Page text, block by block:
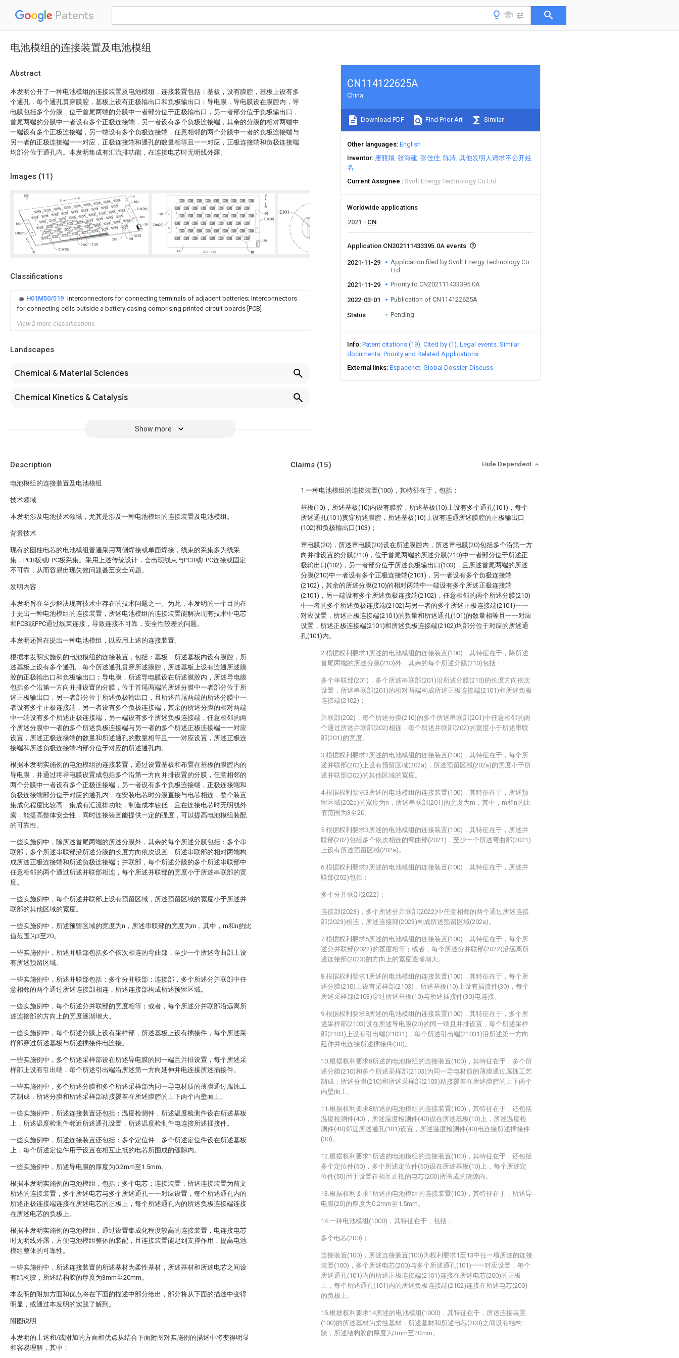
Patents
电池模组的连接装置及电池模组
Abstract
本发明公开了一种电池模组的连接装置及电池模组，连接装置包括：基板，设有膜腔，基板上设有多
个通孔，每个通孔贯穿膜腔，基板上设有正极输出口和负极输出口；导电膜，导电膜设在膜腔内，导
电膜包括多个分膜，位于首尾两端的分膜中一者部分位于正极输出口，另一者部分位于负极输出口，
首尾两端的分膜中一者设有多个正极连接端，另一者设有多个负极连接端，其余的分膜的相对两端中
一端设有多个正极连接端，另一端设有多个负极连接端，任意相邻的两个分膜中一者的负极连接端与
另一者的正极连接端一一对应，正极连接端和通孔的数量相等且一一对应，正极连接端和负极连接端
均部分位于通孔内。本发明集成有汇流排功能，在连接电芯时无明线外露。
Images (11)
Classifications
H01M50/519 Interconnectors for connecting terminals of adjacent batteries; Interconnectors
for connecting cells outside a battery casing comprising printed circuit boards [PCB]
View 2 more classifications
Landscapes
Chemical & Material Sciences
Chemical Kinetics & Catalysis
Show more
CN114122625A
China
Download PDF Find Prior Art Similar
Other languages English
Inventor 唐丽娟 张海建 张佳佳 陈涛 其他发明人请求不公开姓
名
Current Assignee
Svolt Energy Technology Co Ltd
Worldwide applications
2021
CN
Application CN202111433395.0A events
2021-11-29
Application filed by Svolt Energy Technology Co
Ltd
2021-11-29
Priority to CN202111433395.0A
2022-03-01 Publication of CN114122625A
Status Pending
Info Patent citations (19) Cited by (1) Legal events Similar
documents Priority and Related Applications
External links Espacenet Global Dossier Discuss
Description
电池模组的连接装置及电池模组
技术领域
本发明涉及电池技术领域，尤其是涉及一种电池模组的连接装置及电池模组。
背景技术
现有的圆柱电芯的电池模组普遍采用两侧焊接或单面焊接，线束的采集多为线采
集，PCB板或FPC板采集。采用上述传统设计，会出现线束与PCB或FPC连接或固定
不可靠，从而容易出现失效问题甚至安全问题。
发明内容
本发明旨在至少解决现有技术中存在的技术问题之一。为此，本发明的一个目的在
于提出一种电池模组的连接装置，所述电池模组的连接装置能解决现有技术中电芯
和PCB或FPC通过线束连接，导致连接不可靠，安全性较差的问题。
本发明还旨在提出一种电池模组，以应用上述的连接装置。
根据本发明实施例的电池模组的连接装置，包括：基板，所述基板内设有膜腔，所
述基板上设有多个通孔，每个所述通孔贯穿所述膜腔，所述基板上设有连通所述膜
腔的正极输出口和负极输出口；导电膜，所述导电膜设在所述膜腔内，所述导电膜
包括多个沿第一方向并排设置的分膜，位于首尾两端的所述分膜中一者部分位于所
述正极输出口，另一者部分位于所述负极输出口，且所述首尾两端的所述分膜中一
者设有多个正极连接端，另一者设有多个负极连接端，其余的所述分膜的相对两端
中一端设有多个所述正极连接端，另一端设有多个所述负极连接端，任意相邻的两
个所述分膜中一者的多个所述负极连接端与另一者的多个所述正极连接端一一对应
设置，所述正极连接端的数量和所述通孔的数量相等且一一对应设置，所述正极连
接端和所述负极连接端均部分位于对应的所述通孔内。
根据本发明实施例的电池模组的连接装置，通过设置基板和布置在基板的膜腔内的
导电膜，并通过将导电膜设置成包括多个沿第一方向并排设置的分膜，任意相邻的
两个分膜中一者设有多个正极连接端，另一者设有多个负极连接端，正极连接端和
负极连接端部分位于对应的通孔内，在安装电芯时分膜直接与电芯相连，整个装置
集成化程度比较高，集成有汇流排功能，制造成本较低，且在连接电芯时无明线外
露，能提高整体安全性，同时连接装置能提供一定的强度，可以提高电池模组装配
的可靠性。
一些实施例中，除所述首尾两端的所述分膜外，其余的每个所述分膜包括：多个串
联部，多个所述串联部沿所述分膜的长度方向依次设置，所述串联部的相对两端构
成所述正极连接端和所述负极连接端；并联部，每个所述分膜的多个所述串联部中
任意相邻的两个通过所述并联部相连，每个所述并联部的宽度小于所述串联部的宽
度。
一些实施例中，每个所述并联部上设有预留区域，所述预留区域的宽度小于所述并
联部的其他区域的宽度。
一些实施例中，所述预留区域的宽度为n，所述串联部的宽度为m，其中，m和n的比
值范围为3至20。
一些实施例中，所述并联部包括多个依次相连的弯曲部，至少一个所述弯曲部上设
有所述预留区域。
一些实施例中，所述并联部包括：多个分并联部；连接部，多个所述分并联部中任
意相邻的两个通过所述连接部相连，所述连接部构成所述预留区域。
一些实施例中，每个所述分并联部的宽度相等；或者，每个所述分并联部沿远离所
述连接部的方向上的宽度逐渐增大。
一些实施例中，每个所述分膜上设有采样部，所述基板上设有插接件，每个所述采
样部穿过所述基板与所述插接件电连接。
一些实施例中，多个所述采样部设在所述导电膜的同一端且并排设置，每个所述采
样部上设有引出端，每个所述引出端沿所述第一方向延伸并电连接所述插接件。
一些实施例中，多个所述分膜和多个所述采样部为同一导电材质的薄膜通过腐蚀工
艺制成，所述分膜和所述采样部粘接覆着在所述膜腔的上下两个内壁面上。
一些实施例中，所述连接装置还包括：温度检测件，所述温度检测件设在所述基板
上，所述温度检测件邻近所述通孔设置，所述温度检测件电连接所述插接件。
一些实施例中，所述连接装置还包括：多个定位件，多个所述定位件设在所述基板
上，每个所述定位件用于设置在相互止抵的电芯所围成的缝隙内。
一些实施例中，所述导电膜的厚度为0.2mm至1.5mm。
根据本发明实施例的电池模组，包括：多个电芯；连接装置，所述连接装置为前文
所述的连接装置，多个所述电芯与多个所述通孔一一对应设置，每个所述通孔内的
所述正极连接端连接在所述电芯的正极上，每个所述通孔内的所述负极连接端连接
在所述电芯的负极上。
根据本发明实施例的电池模组，通过设置集成化程度较高的连接装置，电连接电芯
时无明线外露，方便电池模组整体的装配，且连接装置能起到支撑作用，提高电池
模组整体的可靠性。
一些实施例中，所述连接装置的所述基材为柔性基材，所述基材和所述电芯之间设
有结构胶，所述结构胶的厚度为3mm至20mm。
本发明的附加方面和优点将在下面的描述中部分给出，部分将从下面的描述中变得
明显，或通过本发明的实践了解到。
附图说明
本发明的上述和/或附加的方面和优点从结合下面附图对实施例的描述中将变得明显
和容易理解，其中：
Claims (15) Hide Dependent
1.一种电池模组的连接装置(100)，其特征在于，包括：
基板(10)，所述基板(10)内设有膜腔，所述基板(10)上设有多个通孔(101)，每个
所述通孔(101)贯穿所述膜腔，所述基板(10)上设有连通所述膜腔的正极输出口
(102)和负极输出口(103)；
导电膜(20)，所述导电膜(20)设在所述膜腔内，所述导电膜(20)包括多个沿第一方
向并排设置的分膜(210)，位于首尾两端的所述分膜(210)中一者部分位于所述正
极输出口(102)，另一者部分位于所述负极输出口(103)，且所述首尾两端的所述
分膜(210)中一者设有多个正极连接端(2101)，另一者设有多个负极连接端
(2102)，其余的所述分膜(210)的相对两端中一端设有多个所述正极连接端
(2101)，另一端设有多个所述负极连接端(2102)，任意相邻的两个所述分膜(210)
中一者的多个所述负极连接端(2102)与另一者的多个所述正极连接端(2101)一一
对应设置，所述正极连接端(2101)的数量和所述通孔(101)的数量相等且一一对应
设置，所述正极连接端(2101)和所述负极连接端(2102)均部分位于对应的所述通
孔(101)内。
2.根据权利要求1所述的电池模组的连接装置(100)，其特征在于，除所述
首尾两端的所述分膜(210)外，其余的每个所述分膜(210)包括：
多个串联部(201)，多个所述串联部(201)沿所述分膜(210)的长度方向依次
设置，所述串联部(201)的相对两端构成所述正极连接端(2101)和所述负极
连接端(2102)；
并联部(202)，每个所述分膜(210)的多个所述串联部(201)中任意相邻的两
个通过所述并联部(202)相连，每个所述并联部(202)的宽度小于所述串联
部(201)的宽度。
3.根据权利要求2所述的电池模组的连接装置(100)，其特征在于，每个所
述并联部(202)上设有预留区域(202a)，所述预留区域(202a)的宽度小于所
述并联部(202)的其他区域的宽度。
4.根据权利要求3所述的电池模组的连接装置(100)，其特征在于，所述预
留区域(202a)的宽度为n，所述串联部(201)的宽度为m，其中，m和n的比
值范围为3至20。
5.根据权利要求3所述的电池模组的连接装置(100)，其特征在于，所述并
联部(202)包括多个依次相连的弯曲部(2021)，至少一个所述弯曲部(2021)
上设有所述预留区域(202a)。
6.根据权利要求3所述的电池模组的连接装置(100)，其特征在于，所述并
联部(202)包括：
多个分并联部(2022)；
连接部(2023)，多个所述分并联部(2022)中任意相邻的两个通过所述连接
部(2023)相连，所述连接部(2023)构成所述预留区域(202a)。
7.根据权利要求6所述的电池模组的连接装置(100)，其特征在于，每个所
述分并联部(2022)的宽度相等；或者，每个所述分并联部(2022)沿远离所
述连接部(2023)的方向上的宽度逐渐增大。
8.根据权利要求1所述的电池模组的连接装置(100)，其特征在于，每个所
述分膜(210)上设有采样部(2103)，所述基板(10)上设有插接件(30)，每个
所述采样部(2103)穿过所述基板(10)与所述插接件(30)电连接。
9.根据权利要求8所述的电池模组的连接装置(100)，其特征在于，多个所
述采样部(2103)设在所述导电膜(20)的同一端且并排设置，每个所述采样
部(2103)上设有引出端(21031)，每个所述引出端(21031)沿所述第一方向
延伸并电连接所述插接件(30)。
10.根据权利要求8所述的电池模组的连接装置(100)，其特征在于，多个所
述分膜(210)和多个所述采样部(2103)为同一导电材质的薄膜通过腐蚀工艺
制成，所述分膜(210)和所述采样部(2103)粘接覆着在所述膜腔的上下两个
内壁面上。
11.根据权利要求8所述的电池模组的连接装置(100)，其特征在于，还包括
温度检测件(40)，所述温度检测件(40)设在所述基板(10)上，所述温度检
测件(40)邻近所述通孔(101)设置，所述温度检测件(40)电连接所述插接件
(30)。
12.根据权利要求1所述的电池模组的连接装置(100)，其特征在于，还包括
多个定位件(50)，多个所述定位件(50)设在所述基板(10)上，每个所述定
位件(50)用于设置在相互止抵的电芯(200)所围成的缝隙内。
13.根据权利要求1所述的电池模组的连接装置(100)，其特征在于，所述导
电膜(20)的厚度为0.2mm至1.5mm。
14.一种电池模组(1000)，其特征在于，包括：
多个电芯(200)；
连接装置(100)，所述连接装置(100)为权利要求1至13中任一项所述的连接
装置(100)，多个所述电芯(200)与多个所述通孔(101)一一对应设置，每个
所述通孔(101)内的所述正极连接端(2101)连接在所述电芯(200)的正极
上，每个所述通孔(101)内的所述负极连接端(2102)连接在所述电芯(200)
的负极上。
15.根据权利要求14所述的电池模组(1000)，其特征在于，所述连接装置
(100)的所述基材为柔性基材，所述基材和所述电芯(200)之间设有结构
胶，所述结构胶的厚度为3mm至20mm。